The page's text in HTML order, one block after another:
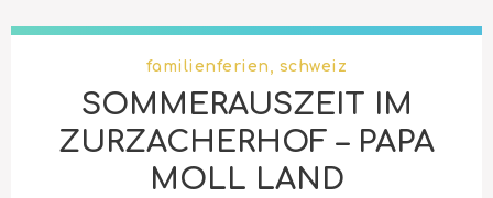
familienferien , schweiz
SOMMERAUSZEIT IM
ZURZACHERHOF – PAPA
MOLL LAND